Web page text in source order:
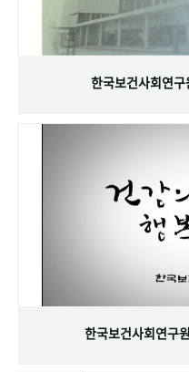
한국보건사회연
한국보건사회연구